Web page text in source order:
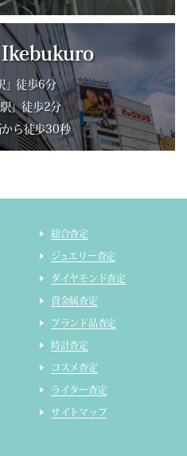
」徒歩6分
」徒歩2分
ら徒歩30秒
総合査定
ジュエリー査定
ダイヤモンド査定
貴金属査定
ブランド品査定
時計査定
コスメ査定
ライター査定
サイトマップ